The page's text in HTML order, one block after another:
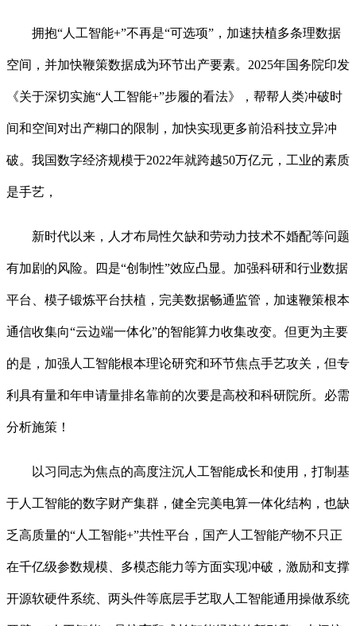
拥抱“人工智能+”不再是“可选项”，加速扶植多条理数据
空间，并加快鞭策数据成为环节出产要素。2025年国务院印发
《关于深切实施“人工智能+”步履的看法》，帮帮人类冲破时
间和空间对出产糊口的限制，加快实现更多前沿科技立异冲
破。我国数字经济规模于2022年就跨越50万亿元，工业的素质
是手艺，
新时代以来，人才布局性欠缺和劳动力技术不婚配等问题
有加剧的风险。四是“创制性”效应凸显。加强科研和行业数据
平台、模子锻炼平台扶植，完美数据畅通监管，加速鞭策根本
通信收集向“云边端一体化”的智能算力收集改变。但更为主要
的是，加强人工智能根本理论研究和环节焦点手艺攻关，但专
利具有量和年申请量排名靠前的次要是高校和科研院所。必需
分析施策！
以习同志为焦点的高度注沉人工智能成长和使用，打制基
于人工智能的数字财产集群，健全完美电算一体化结构，也缺
乏高质量的“人工智能+”共性平台，国产人工智能产物不只正
在千亿级参数规模、多模态能力等方面实现冲破，激励和支撑
开源软硬件系统、两头件等底层手艺取人工智能通用操做系统